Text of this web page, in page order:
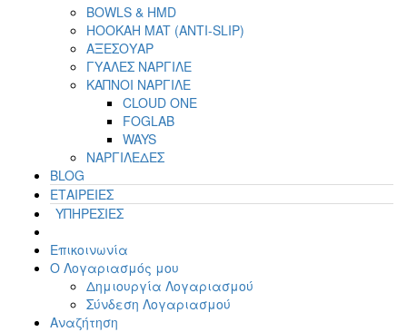
BOWLS & HMD
HOOKAH MAT (ANTI-SLIP)
ΑΞΕΣΟΥΑΡ
ΓΥΑΛΕΣ ΝΑΡΓΙΛΕ
ΚΑΠΝΟΙ ΝΑΡΓΙΛΕ
CLOUD ONE
FOGLAB
WAYS
ΝΑΡΓΙΛΕΔΕΣ
BLOG
ΕΤΑΙΡΕΙΕΣ
ΥΠΗΡΕΣΙΕΣ
Επικοινωνία
Ο Λογαριασμός μου
Δημιουργία Λογαριασμού
Σύνδεση Λογαριασμού
Αναζήτηση